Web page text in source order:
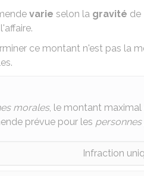
varie selon la gravité de
ce montant n'est pas la
morales, le montant
prévue pour les
Infraction